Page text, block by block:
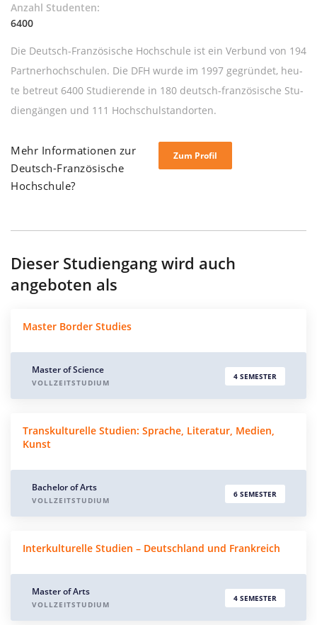
Anzahl Studenten:
6400
Die Deutsch-Fran­zö­si­sche Hoch­schu­le ist ein Ver­bund von 194
Part­ner­hoch­schu­len. Die DFH wur­de im 1997 ge­grün­det, heu­
te be­treut 6400 Stu­die­ren­de in 180 deutsch-fran­zö­si­sche Stu­
di­en­gän­gen und 111 Hoch­schul­stand­or­ten.
Mehr Informationen zur
Deutsch-Französische
Hochschule?
Zum Profil
Dieser Studiengang wird auch
angeboten als
Master Border Studies
Master of Science
VOLLZEITSTUDIUM
4 SEMESTER
Transkulturelle Studien: Sprache, Literatur, Medien,
Kunst
Bachelor of Arts
VOLLZEITSTUDIUM
6 SEMESTER
Interkulturelle Studien – Deutschland und Frankreich
Master of Arts
VOLLZEITSTUDIUM
4 SEMESTER